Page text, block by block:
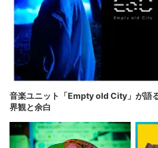
音楽ユニット「Empty old City」が語
界観と余白